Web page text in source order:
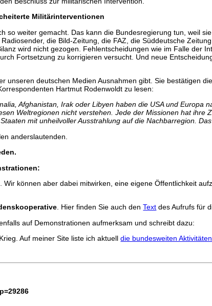
Militärinterventionen
so weiter gemacht. Das kann die Bundesregierung tun, weil
die Bild-Zeitung, die FAZ, die Süddeutsche
wird nicht gezogen. Fehlentscheidungen wie im Falle der
Fortsetzung zu korrigieren versucht. Und neue
unseren deutschen Medien Ausnahmen gibt. Sie bestätigen
Hartmut Rodenwoldt zu lesen:
Afghanistan, Irak oder Libyen haben die USA und Europa
Weltregionen nicht verstehen. Jede der Missionen hat ihre
mit unheilvoller Ausstrahlung auf die Nachbarregion.
anderslautenden.
können aber dabei mitwirken, eine eigene Öffentlichkeit
. Hier finden Sie auch denText des Aufrufs für
auf Demonstrationen aufmerksam und schreibt dazu:
Auf meiner Site liste ich aktuelldie bundesweiten